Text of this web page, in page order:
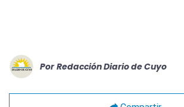
Por Redacción Diario de Cuyo